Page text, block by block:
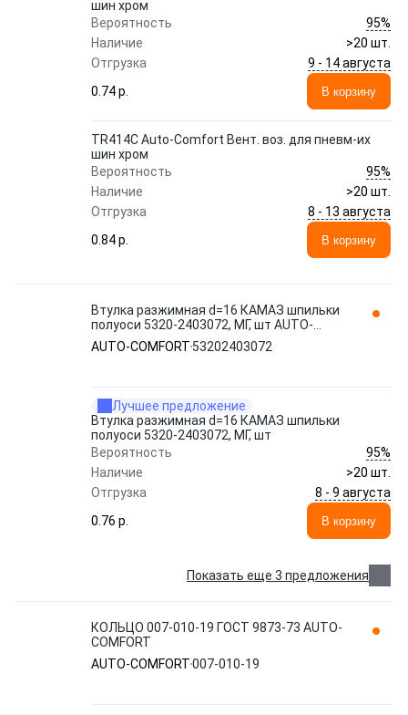
шин хром
Вероятность
95%
Наличие
>20 шт.
Отгрузка
9 - 14 августа
0.74 p.
В корзину
TR414C Auto-Comfort Вент. воз. для пневм-их
шин хром
Вероятность
95%
Наличие
>20 шт.
Отгрузка
8 - 13 августа
0.84 p.
В корзину
Втулка разжимная d=16 КАМАЗ шпильки
полуоси 5320-2403072, МГ, шт AUTO-
COMFORT
AUTO-COMFORT 53202403072
Лучшее предложение
Втулка разжимная d=16 КАМАЗ шпильки
полуоси 5320-2403072, МГ, шт
Вероятность
95%
Наличие
>20 шт.
Отгрузка
8 - 9 августа
0.76 p.
В корзину
Показать еще 3 предложения
КОЛЬЦО 007-010-19 ГОСТ 9873-73 AUTO-
COMFORT
AUTO-COMFORT007-010-19